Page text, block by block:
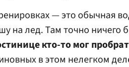
— это обычная
на лед. Там точно ничего
кто-то мог
в этом нелегком